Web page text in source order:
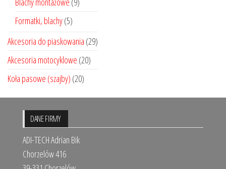
Formatki, blachy(5)
Akcesoria do piaskowania (29)
Akcesoria motocyklowe (20)
Koła pasowe (szajby) (20)
DANE FIRMY
ADI-TECH Adrian Bik
Chorzelów 416